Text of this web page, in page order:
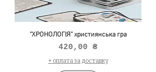
"ХРОНОЛОГІЯ" християнська гра
Ціна
420,00 ₴
+ оплата за доставку